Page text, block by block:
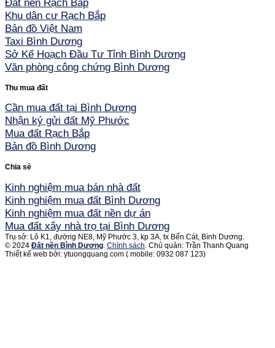
Khu dân cư Rạch Bắp
Bản đồ Việt Nam
Taxi Bình Dương
Sở Kế Hoạch Đầu Tư Tỉnh Bình Dương
Văn phòng công chứng Bình Dương
Thu mua đất
Cần mua đất tại Bình Dương
Nhận ký gửi đất Mỹ Phước
Mua đất Rạch Bắp
Bản đồ Bình Dương
Chia sẻ
Kinh nghiệm mua bán nhà đất
Kinh nghiệm mua đất Bình Dương
Kinh nghiệm mua đất nền dự án
Mua đất xây nhà trọ tại Bình Dương
Trụ sở: Lô K1, đường NE8, Mỹ Phước 3, kp 3A, tx Bến Cát, Bình Dương.
© 2024 Đất nền Bình Dương. Chính sách. Chủ quản: Trần Thanh Quang
Thiết kế web bởi: ytuongquang.com ( mobile: 0932 087 123)